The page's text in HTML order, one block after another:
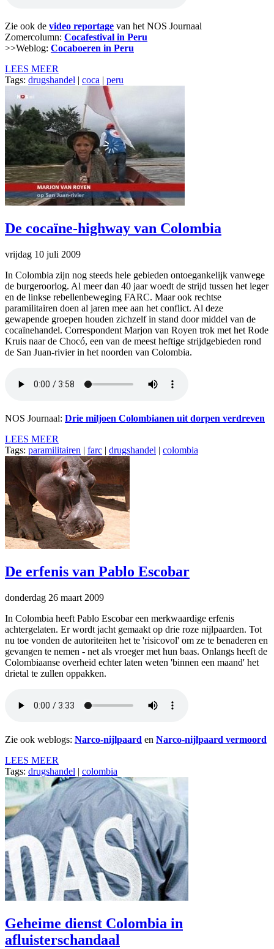
Zie ook de video reportage van het NOS Journaal
Zomercolumn: Cocafestival in Peru
>>Weblog: Cocaboeren in Peru
LEES MEER
Tags: drugshandel | coca | peru
De cocaïne-highway van Colombia
vrijdag 10 juli 2009
In Colombia zijn nog steeds hele gebieden ontoegankelijk vanwege
de burgeroorlog. Al meer dan 40 jaar woedt de strijd tussen het leger
en de linkse rebellenbeweging FARC. Maar ook rechtse
paramilitairen doen al jaren mee aan het conflict. Al deze
gewapende groepen houden zichzelf in stand door middel van de
cocaïnehandel. Correspondent Marjon van Royen trok met het Rode
Kruis naar de Chocó, een van de meest heftige strijdgebieden rond
de San Juan-rivier in het noorden van Colombia.
NOS Journaal: Drie miljoen Colombianen uit dorpen verdreven
LEES MEER
Tags: paramilitairen | farc | drugshandel | colombia
De erfenis van Pablo Escobar
donderdag 26 maart 2009
In Colombia heeft Pablo Escobar een merkwaardige erfenis
achtergelaten. Er wordt jacht gemaakt op drie roze nijlpaarden. Tot
nu toe vonden de autoriteiten het te 'risicovol' om ze te benaderen en
gevangen te nemen - net als vroeger met hun baas. Onlangs heeft de
Colombiaanse overheid echter laten weten 'binnen een maand' het
drietal te zullen oppakken.
Zie ook weblogs: Narco-nijlpaard en Narco-nijlpaard vermoord
LEES MEER
Tags: drugshandel | colombia
Geheime dienst Colombia in
afluisterschandaal